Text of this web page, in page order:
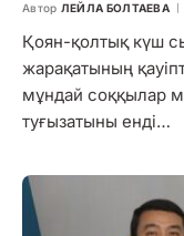
Автор ЛЕЙЛА БОЛТАЕВА
Қоян-қолтық күш
жарақатының
мұндай соққылар
туғызатыны енді…